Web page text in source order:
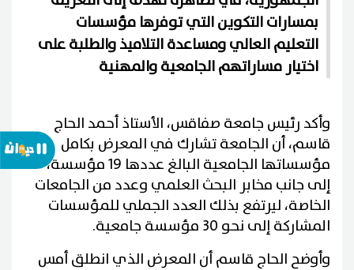
بمسارات التكوين التي توفرها مؤسسات
التعليم العالي ومساعدة التلاميذ والطلبة على
اختيار مساراتهم الجامعية والمهنية
وأكد رئيس جامعة صفاقس، الأستاذ أحمد الحاج
قاسم، أن الجامعة تشارك في المعرض بكامل
مؤسساتها الجامعية البالغ عددها 19 مؤسسة،
إلى جانب مخابر البحث العلمي وعدد من الجامعات
الخاصة، ليرتفع بذلك العدد الجملي للمؤسسات
المشاركة إلى نحو 30 مؤسسة جامعية.
وأوضح الحاج قاسم أن المعرض الذي انطلق أمس